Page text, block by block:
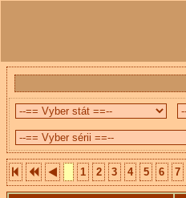
1 2 3 4 5 6 7